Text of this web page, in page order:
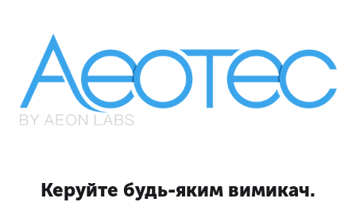
Керуйте будь-яким вимикач.